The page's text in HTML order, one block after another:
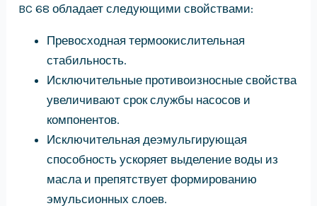
BC 68 обладает следующими свойствами:
Превосходная термоокислительная
стабильность.
Исключительные противоизносные свойства
увеличивают срок службы насосов и
компонентов.
Исключительная деэмульгирующая
способность ускоряет выделение воды из
масла и препятствует формированию
эмульсионных слоев.